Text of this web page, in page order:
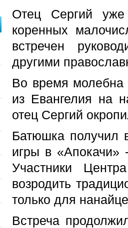
Отец Сергий
коренных
встречен
другими
Во время молебна
из Евангелия на
отец Сергий
Батюшка получил
игры в «Апокачи»
Участники
возродить
только для
Встреча